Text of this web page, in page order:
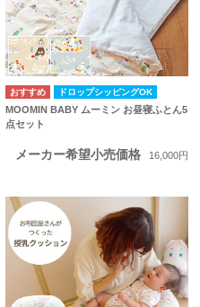
ドロップシッピングOK
MOOMIN BABY ムーミン お昼寝ふとん5
点セット
メーカー希望小売価格 16,000円